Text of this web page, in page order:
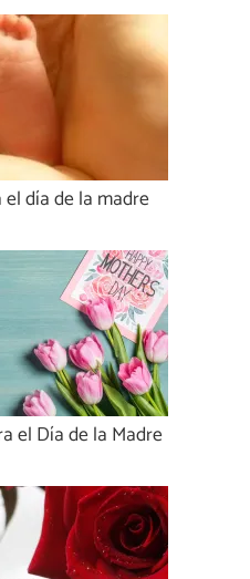
día de la madre
el Día de la Madre